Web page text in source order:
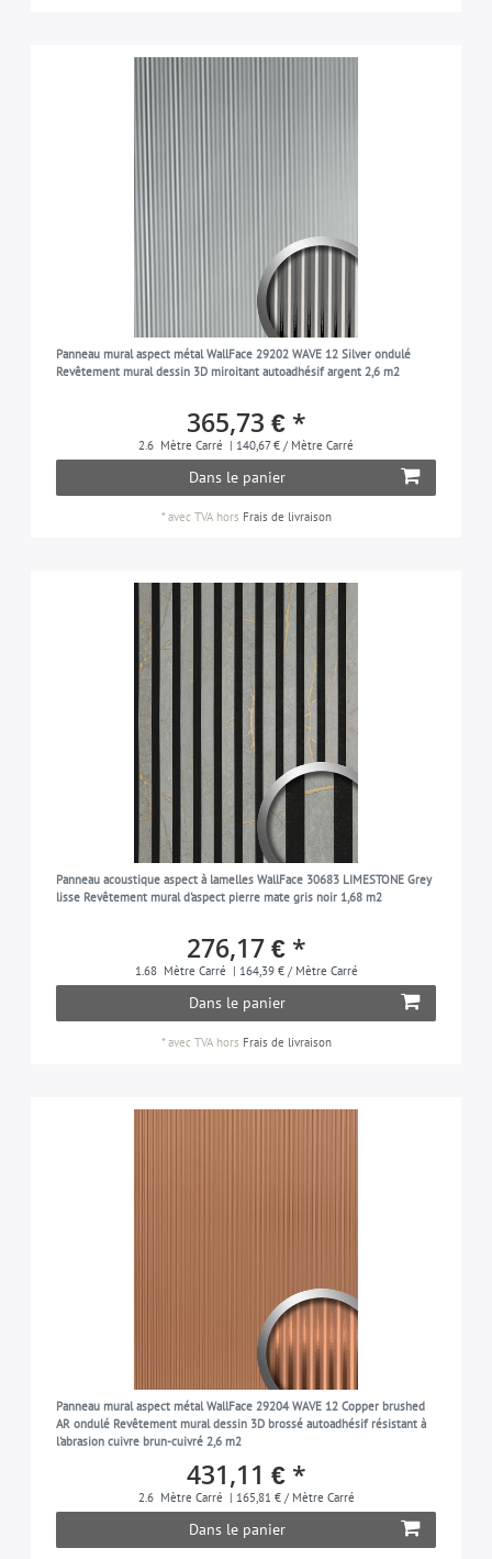
Panneau mural aspect métal WallFace 29202 WAVE 12 Silver ondulé
Revêtement mural dessin 3D miroitant autoadhésif argent 2,6 m2
365,73 € *
2.6 Mètre Carré | 140,67 € / Mètre Carré
Dans le panier
*avec TVAhors Frais de livraison
Panneau acoustique aspect à lamelles WallFace 30683 LIMESTONE Grey
lisse Revêtement mural d'aspect pierre mate gris noir 1,68 m2
276,17 € *
1.68 Mètre Carré | 164,39 € / Mètre Carré
Dans le panier
*avec TVAhors Frais de livraison
Panneau mural aspect métal WallFace 29204 WAVE 12 Copper brushed
AR ondulé Revêtement mural dessin 3D brossé autoadhésif résistant à
l'abrasion cuivre brun-cuivré 2,6 m2
431,11 € *
2.6 Mètre Carré | 165,81 € / Mètre Carré
Dans le panier